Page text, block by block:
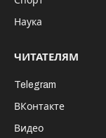
Поликлиника
посещений в
Восточная,
Ленинский,
в здании